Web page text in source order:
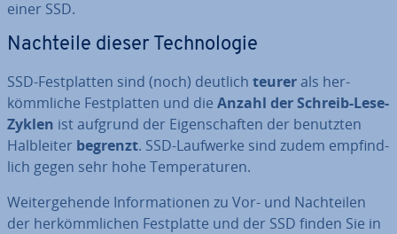
einer SSD.
Nachteile dieser Tech­no­lo­gie
SSD-Fest­plat­ten sind (noch) deutlich teurerals her­
kömm­li­che Fest­plat­ten und die Anzahl der Schreib-Lese-
Zyklen ist aufgrund der Ei­gen­schaf­ten der benutzten
Halb­lei­ter begrenzt. SSD-Laufwerke sind zudem emp­find­
lich gegen sehr hohe Tem­pe­ra­tu­ren.
Wei­ter­ge­hen­de In­for­ma­tio­nen zu Vor- und Nach­tei­len
der her­kömm­li­chen Fest­plat­te und der SSD finden Sie in